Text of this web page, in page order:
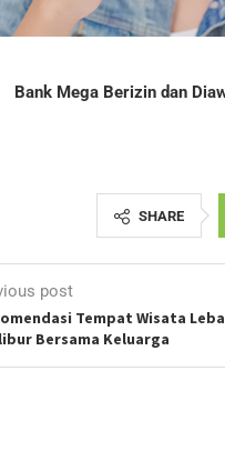
Bank Mega Berizin dan
SHARE
post
Tempat Wisata
Bersama Keluarga